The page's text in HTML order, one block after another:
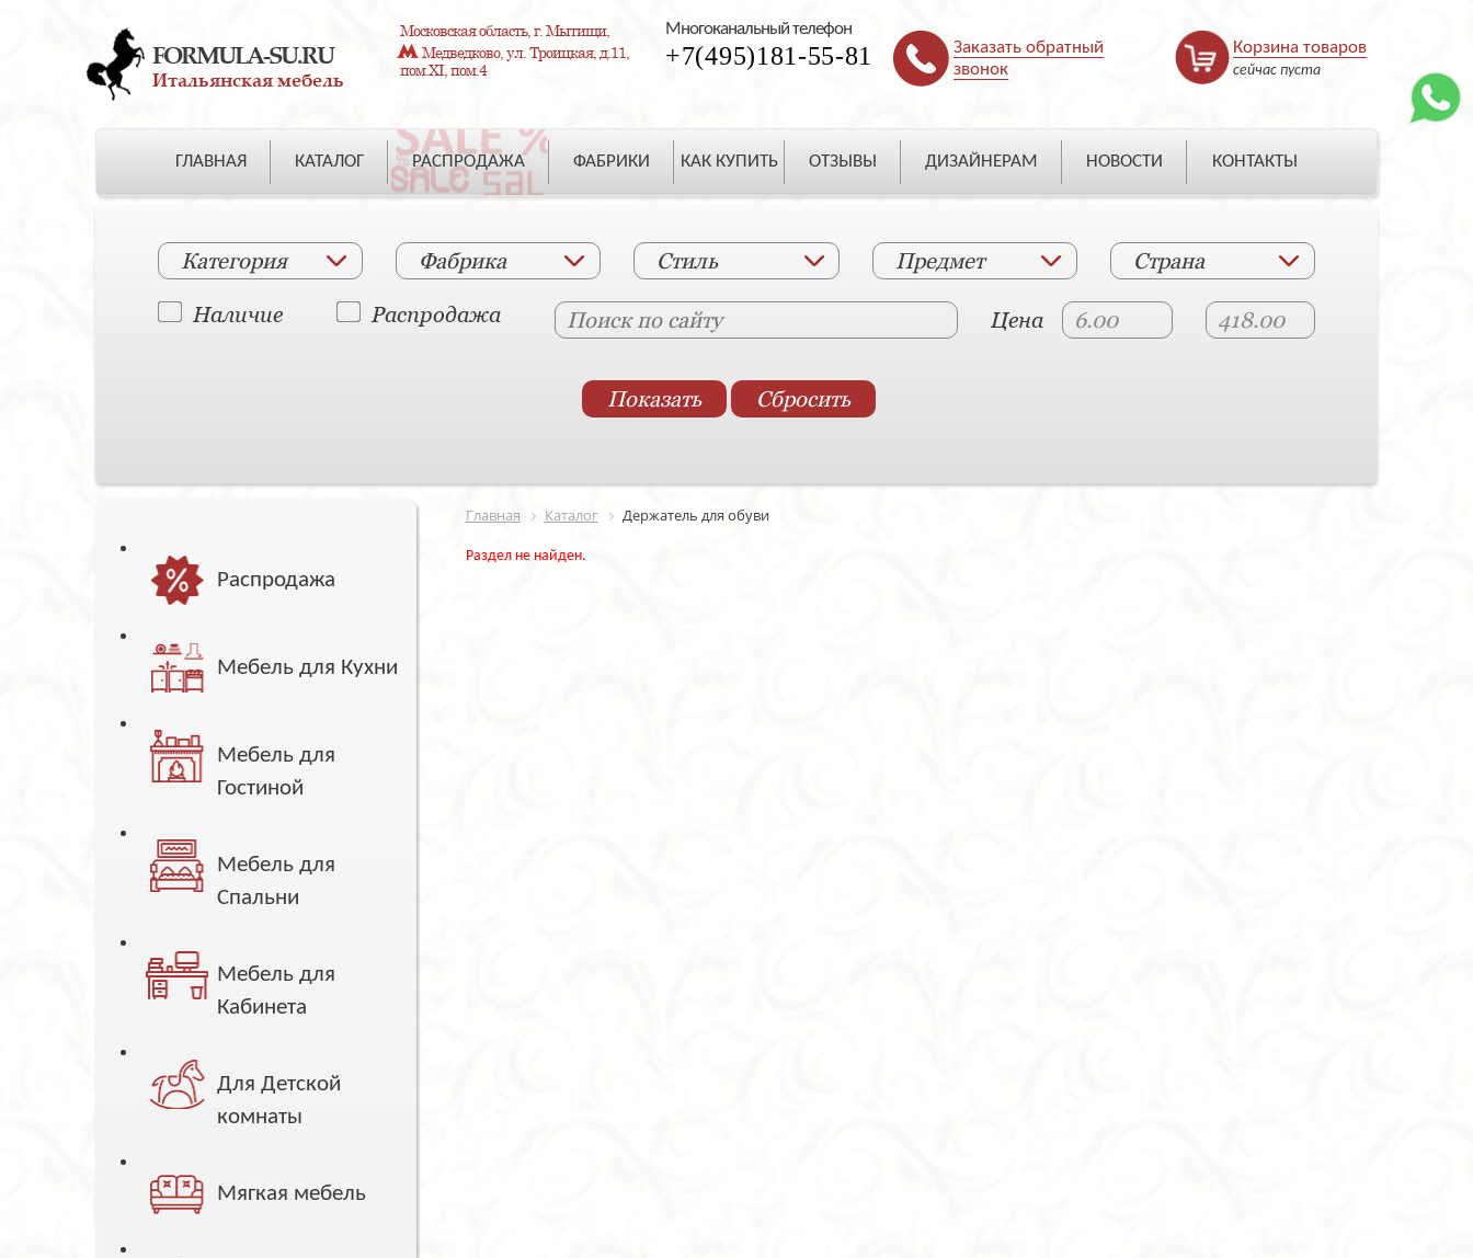
FORMULA-SU.RU
Итальянская мебель
Московская область, г. Мытищи,
Медведково, ул. Троицкая, д.11,
пом.XI, пом.4
Многоканальный телефон
+7(495)181-55-81
Заказать обратный
звонок
Корзина товаров
сейчас пуста
ГЛАВНАЯ КАТАЛОГ РАСПРОДАЖА ФАБРИКИ КАК КУПИТЬ ОТЗЫВЫ ДИЗАЙНЕРАМ НОВОСТИ КОНТАКТЫ
Категория Фабрика Стиль Предмет Страна
Наличие Распродажа Цена
Распродажа
Мебель для Кухни
Мебель для
Гостиной
Мебель для
Спальни
Мебель для
Кабинета
Для Детской
комнаты
Мягкая мебель
Главная Каталог Держатель для обуви
Раздел не найден.